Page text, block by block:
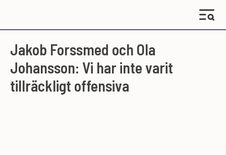
Jakob Forssmed och Ola
Johansson: Vi har inte varit
tillräckligt offensiva